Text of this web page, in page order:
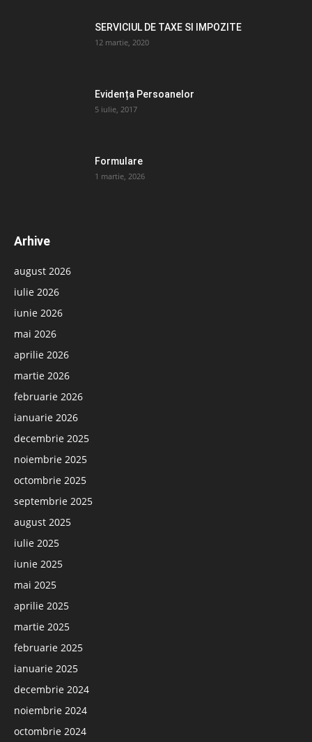
SERVICIUL DE TAXE SI IMPOZITE
12 martie, 2020
Evidența Persoanelor
5 iulie, 2017
Formulare
1 martie, 2026
Arhive
august 2026
iulie 2026
iunie 2026
mai 2026
aprilie 2026
martie 2026
februarie 2026
ianuarie 2026
decembrie 2025
noiembrie 2025
octombrie 2025
septembrie 2025
august 2025
iulie 2025
iunie 2025
mai 2025
aprilie 2025
martie 2025
februarie 2025
ianuarie 2025
decembrie 2024
noiembrie 2024
octombrie 2024